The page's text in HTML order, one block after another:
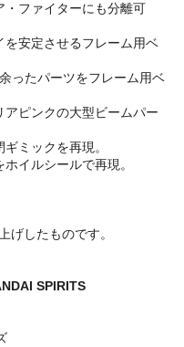
・ファイターにも分離可
安定させるフレーム用ベ
ったパーツをフレーム用ベ
ピンクの大型ビームパー
ミックを再現。
イルシールで再現。
げしたものです。
SPIRITS